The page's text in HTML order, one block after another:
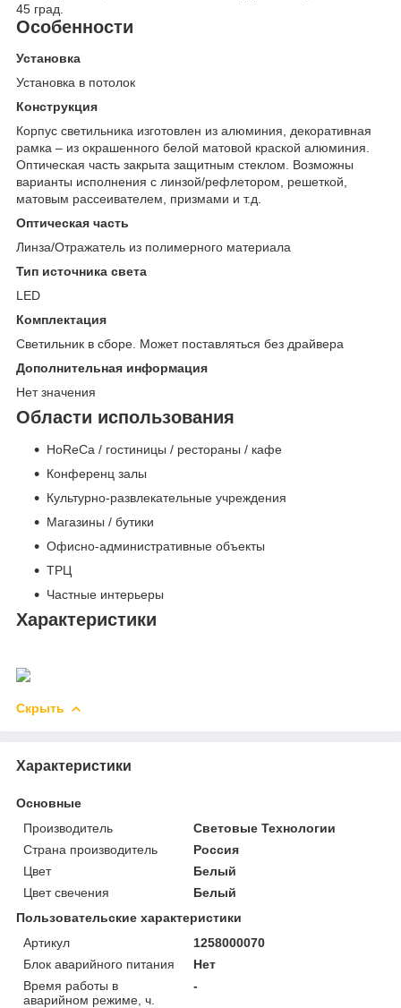
45 град.
Особенности
Установка
Установка в потолок
Конструкция
Корпус светильника изготовлен из алюминия, декоративная
рамка – из окрашенного белой матовой краской алюминия.
Оптическая часть закрыта защитным стеклом. Возможны
варианты исполнения с линзой/рефлетором, решеткой,
матовым рассеивателем, призмами и т.д.
Оптическая часть
Линза/Отражатель из полимерного материала
Тип источника света
LED
Комплектация
Светильник в сборе. Может поставляться без драйвера
Дополнительная информация
Нет значения
Области использования
HoReCa / гостиницы / рестораны / кафе
Конференц залы
Культурно-развлекательные учреждения
Магазины / бутики
Офисно-административные объекты
ТРЦ
Частные интерьеры
Характеристики
Скрыть
Характеристики
Основные
Производитель
Световые Технологии
Страна производитель
Россия
Цвет
Белый
Цвет свечения
Белый
Пользовательские характеристики
Артикул
1258000070
Блок аварийного питания
Нет
Время работы в
аварийном режиме, ч.
-